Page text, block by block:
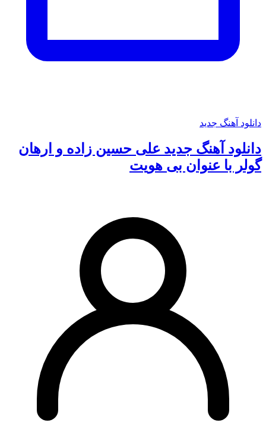
دانلود آهنگ جدید
دانلود آهنگ جدید علی حسین زاده و ارهان
گولر با عنوان بی هویت